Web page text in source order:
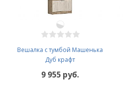
Вешалка с тумбой Машенька
Дуб крафт
9 955 руб.